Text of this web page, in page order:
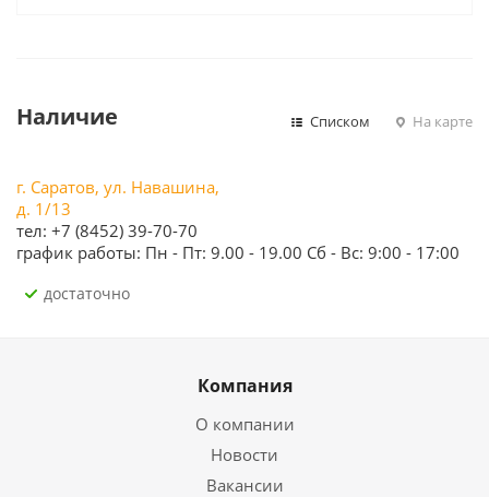
Наличие Списком На карте
г. Саратов, ул. Навашина,
д. 1/13
тел: +7 (8452) 39-70-70
график работы: Пн - Пт: 9.00 - 19.00 Сб - Вс: 9:00 - 17:00
Достаточно
Компания
О компании
Новости
Вакансии